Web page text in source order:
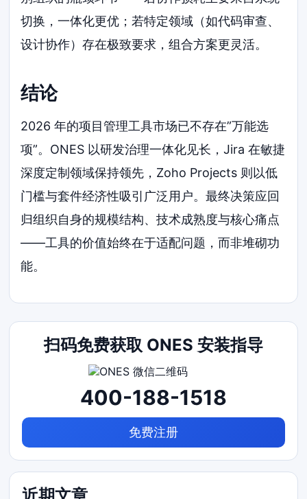
切换，一体化更优；若特定领域（如代码审查、
设计协作）存在极致要求，组合方案更灵活。
结论
2026 年的项目管理工具市场已不存在”万能选
项”。ONES 以研发治理一体化见长，Jira 在敏捷
深度定制领域保持领先，Zoho Projects 则以低
门槛与套件经济性吸引广泛用户。最终决策应回
归组织自身的规模结构、技术成熟度与核心痛点
——工具的价值始终在于适配问题，而非堆砌功
能。
扫码免费获取 ONES 安装指导
400-188-1518
免费注册